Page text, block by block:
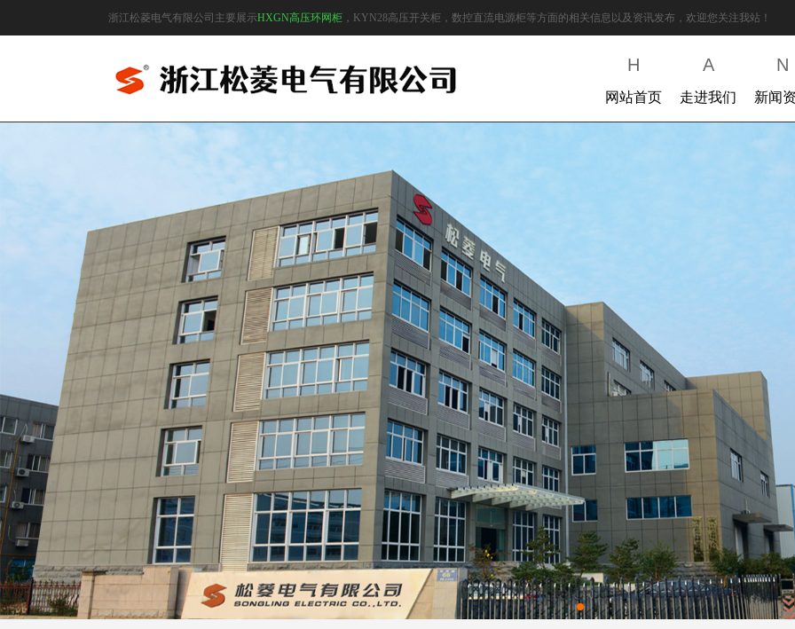
浙江松菱电气有限公司主要展示HXGN高压环网柜 ，KYN28高压开关柜，数控直流电源柜等方面的相关信息以及资讯发布，欢迎您关注我站！
H
网站首页
A
走进我们
N
新闻